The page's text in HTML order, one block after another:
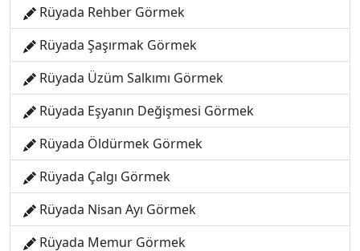
Rüyada Rehber Görmek
Rüyada Şaşırmak Görmek
Rüyada Üzüm Salkımı Görmek
Rüyada Eşyanın Değişmesi Görmek
Rüyada Öldürmek Görmek
Rüyada Çalgı Görmek
Rüyada Nisan Ayı Görmek
Rüyada Memur Görmek